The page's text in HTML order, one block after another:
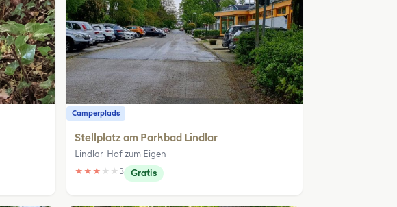
Camperplads
Stellplatz am Parkbad Lindlar
Lindlar-Hof zum Eigen
★ ★ ★ ★ ★ 3 Gratis